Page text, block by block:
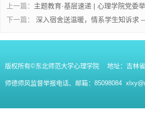
上一篇： 主题教育·基层速递 | 心理学院党委
下一篇：
深入宿舍送温暖，情系学生知诉
版权所有©东北师范大学心理学院 地址：吉林
师德师风监督举报电话、邮箱：85098084